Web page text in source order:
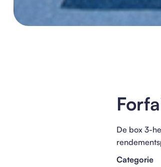
De box 3-